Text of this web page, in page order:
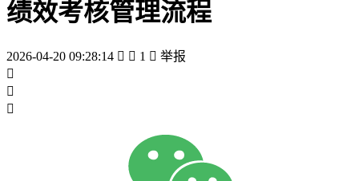
绩效考核管理流程
2026-04-20 09:28:14   1  举报


